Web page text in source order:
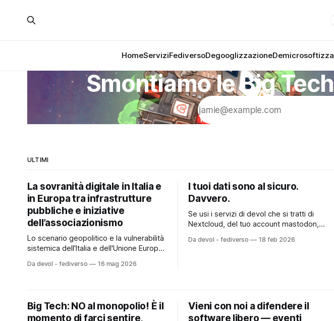
HomeServiziFediversoDegooglizzazione
Smontiamo le Big
ULTIMI
La sovranità digitale in Italia e
in Europa tra infrastrutture
pubbliche e iniziative
dell’associazionismo
Lo scenario geopolitico e la vulnerabilità
sistemica dell'Italia e dell'Unione Europea
europea si colloca oggi al centro di una
bipolarismo tecnologico tra Stati Uniti e
Cina. Il divario tecnologico europeo
rappresenta uno
Da devol - fediverso 16 mag 2026
I tuoi dati sono al sicuro.
Davvero.
Se usi i servizi di devol che si tratti di
Nextcloud, del tuo account mastodon,
pixelfed o di qualsiasi altro servizio
Da devol - fediverso 18 feb 2026
Big Tech: NO al monopolio! È il
momento di farci sentire,
Vieni con noi a difendere il
software libero — eventi